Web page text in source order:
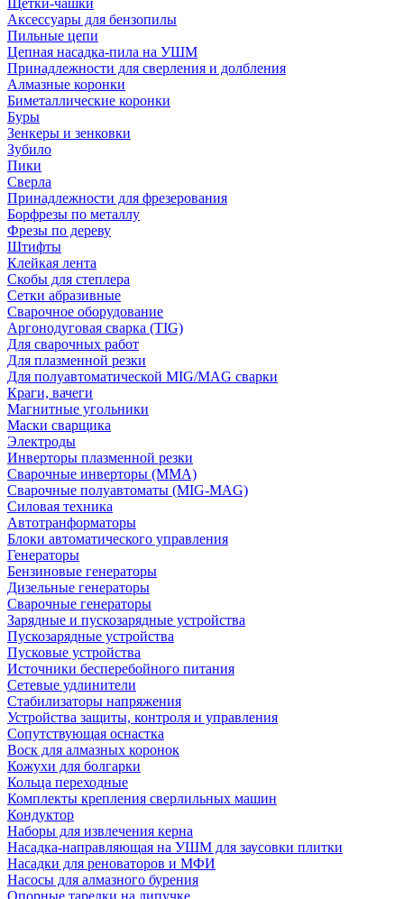
Щетки-чашки
Аксессуары для бензопилы
Пильные цепи
Цепная насадка-пила на УШМ
Принадлежности для сверления и долбления
Алмазные коронки
Биметаллические коронки
Буры
Зенкеры и зенковки
Зубило
Пики
Сверла
Принадлежности для фрезерования
Борфрезы по металлу
Фрезы по дереву
Штифты
Клейкая лента
Скобы для степлера
Сетки абразивные
Сварочное оборудование
Аргонодуговая сварка (TIG)
Для сварочных работ
Для плазменной резки
Для полуавтоматической MIG/MAG сварки
Краги, вачеги
Магнитные угольники
Маски сварщика
Электроды
Инверторы плазменной резки
Сварочные инверторы (MMA)
Сварочные полуавтоматы (MIG-MAG)
Силовая техника
Автотранформаторы
Блоки автоматического управления
Генераторы
Бензиновые генераторы
Дизельные генераторы
Сварочные генераторы
Зарядные и пускозарядные устройства
Пускозарядные устройства
Пусковые устройства
Источники бесперебойного питания
Сетевые удлинители
Стабилизаторы напряжения
Устройства защиты, контроля и управления
Сопутствующая оснастка
Воск для алмазных коронок
Кожухи для болгарки
Кольца переходные
Комплекты крепления сверлильных машин
Кондуктор
Наборы для извлечения керна
Насадка-направляющая на УШМ для заусовки плитки
Насадки для реноваторов и МФИ
Насосы для алмазного бурения
Опорные тарелки на липучке